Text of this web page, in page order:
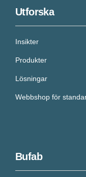
Utforska
Insikter
Produkter
Lösningar
Webbshop för
Bufab